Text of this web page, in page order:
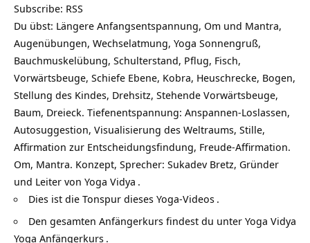
Subscribe: RSS
Du übst: Längere Anfangsentspannung, Om und Mantra,
Augenübungen, Wechselatmung, Yoga Sonnengruß,
Bauchmuskelübung, Schulterstand, Pflug, Fisch,
Vorwärtsbeuge, Schiefe Ebene, Kobra, Heuschrecke, Bogen,
Stellung des Kindes, Drehsitz, Stehende Vorwärtsbeuge,
Baum, Dreieck. Tiefenentspannung: Anspannen-Loslassen,
Autosuggestion, Visualisierung des Weltraums, Stille,
Affirmation zur Entscheidungsfindung, Freude-Affirmation.
Om, Mantra. Konzept, Sprecher: Sukadev Bretz, Gründer
und Leiter von Yoga Vidya .
Dies ist die Tonspur dieses Yoga-Videos .
Den gesamten Anfängerkurs findest du unter Yoga Vidya
Yoga Anfängerkurs .